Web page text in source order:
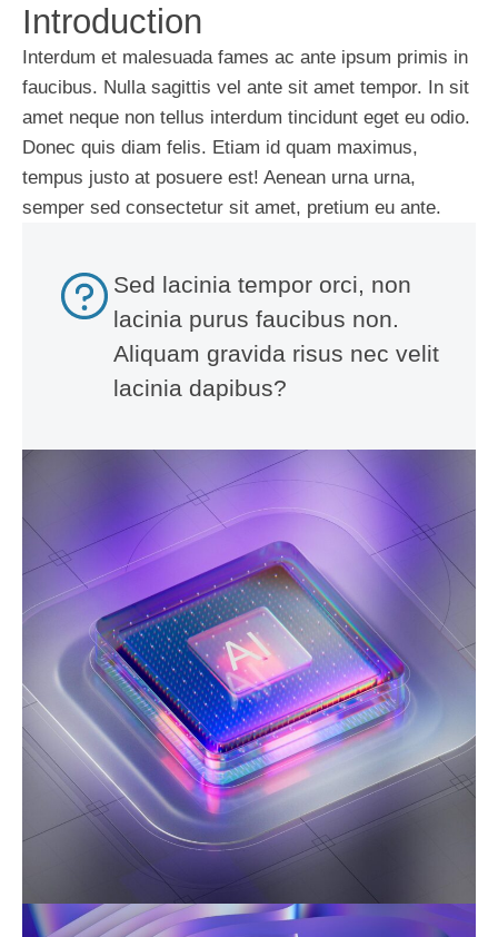
Introduction
Interdum et malesuada fames ac ante ipsum primis in
faucibus. Nulla sagittis vel ante sit amet tempor. In sit
amet neque non tellus interdum tincidunt eget eu odio.
Donec quis diam felis. Etiam id quam maximus,
tempus justo at posuere est! Aenean urna urna,
semper sed consectetur sit amet, pretium eu ante.
Sed lacinia tempor orci, non
lacinia purus faucibus non.
Aliquam gravida risus nec velit
lacinia dapibus?